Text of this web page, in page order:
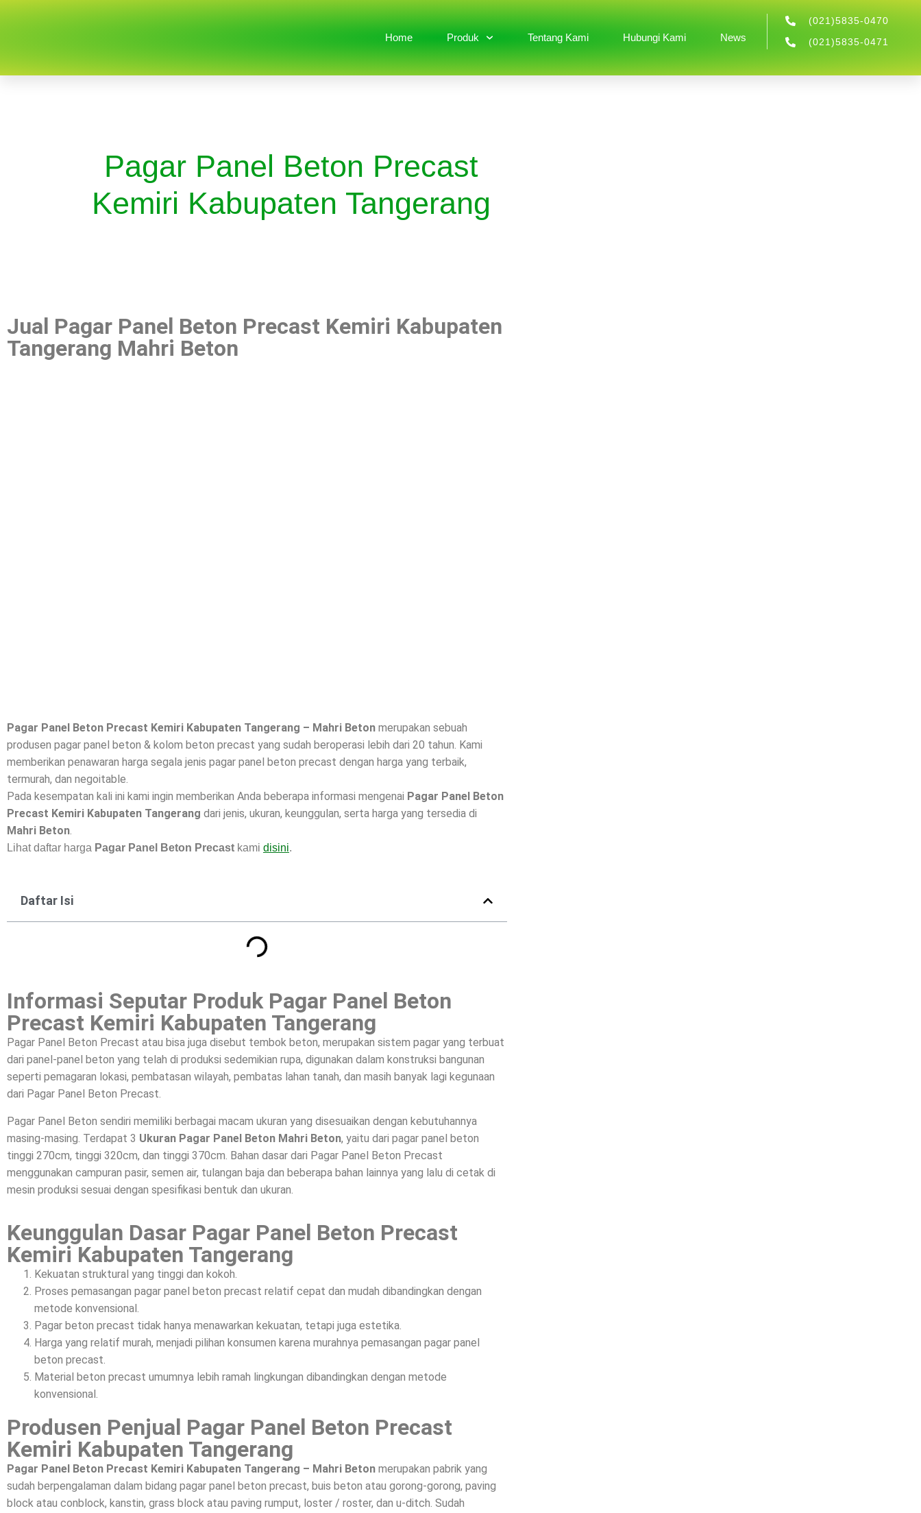
Home Produk Tentang Kami Hubungi Kami News
(021)5835-0470
(021)5835-0471
Pagar Panel Beton Precast
Kemiri Kabupaten Tangerang
Jual Pagar Panel Beton Precast Kemiri Kabupaten
Tangerang Mahri Beton
Pagar Panel Beton Precast Kemiri Kabupaten Tangerang – Mahri Beton merupakan sebuah
produsen pagar panel beton & kolom beton precast yang sudah beroperasi lebih dari 20 tahun. Kami
memberikan penawaran harga segala jenis pagar panel beton precast dengan harga yang terbaik,
termurah, dan negoitable.
Pada kesempatan kali ini kami ingin memberikan Anda beberapa informasi mengenai Pagar Panel Beton
Precast Kemiri Kabupaten Tangerang dari jenis, ukuran, keunggulan, serta harga yang tersedia di
Mahri Beton.
Lihat daftar harga Pagar Panel Beton Precast kami disini.
Daftar Isi
Informasi Seputar Produk Pagar Panel Beton
Precast Kemiri Kabupaten Tangerang
Pagar Panel Beton Precast atau bisa juga disebut tembok beton, merupakan sistem pagar yang terbuat
dari panel-panel beton yang telah di produksi sedemikian rupa, digunakan dalam konstruksi bangunan
seperti pemagaran lokasi, pembatasan wilayah, pembatas lahan tanah, dan masih banyak lagi kegunaan
dari Pagar Panel Beton Precast.
Pagar Panel Beton sendiri memiliki berbagai macam ukuran yang disesuaikan dengan kebutuhannya
masing-masing. Terdapat 3 Ukuran Pagar Panel Beton Mahri Beton, yaitu dari pagar panel beton
tinggi 270cm, tinggi 320cm, dan tinggi 370cm. Bahan dasar dari Pagar Panel Beton Precast
menggunakan campuran pasir, semen air, tulangan baja dan beberapa bahan lainnya yang lalu di cetak di
mesin produksi sesuai dengan spesifikasi bentuk dan ukuran.
Keunggulan Dasar Pagar Panel Beton Precast
Kemiri Kabupaten Tangerang
Kekuatan struktural yang tinggi dan kokoh.
Proses pemasangan pagar panel beton precast relatif cepat dan mudah dibandingkan dengan
metode konvensional.
Pagar beton precast tidak hanya menawarkan kekuatan, tetapi juga estetika.
Harga yang relatif murah, menjadi pilihan konsumen karena murahnya pemasangan pagar panel
beton precast.
Material beton precast umumnya lebih ramah lingkungan dibandingkan dengan metode
konvensional.
Produsen Penjual Pagar Panel Beton Precast
Kemiri Kabupaten Tangerang
Pagar Panel Beton Precast Kemiri Kabupaten Tangerang – Mahri Beton merupakan pabrik yang
sudah berpengalaman dalam bidang pagar panel beton precast, buis beton atau gorong-gorong, paving
block atau conblock, kanstin, grass block atau paving rumput, loster / roster, dan u-ditch. Sudah